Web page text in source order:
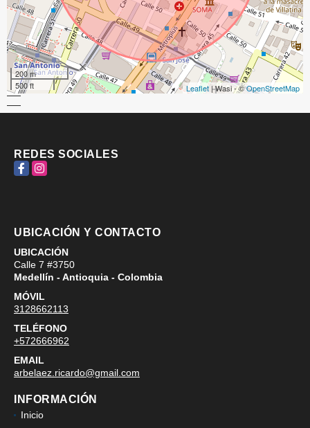
200 m
500 ft
Leaflet| Wasi - ©OpenStreetMap
REDES SOCIALES
FacebookInstagram
UBICACIÓN Y CONTACTO
UBICACIÓN
Calle 7 #3750
Medellín - Antioquia - Colombia
MÓVIL
3128662113
TELÉFONO
+572666962
EMAIL
arbelaez.ricardo@gmail.com
INFORMACIÓN
Inicio